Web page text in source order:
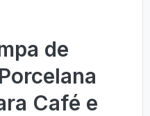
de
Café e